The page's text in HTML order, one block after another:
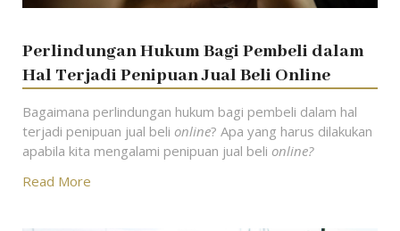
Perlindungan Hukum Bagi Pembeli dalam
Hal Terjadi Penipuan Jual Beli Online
Bagaimana perlindungan hukum bagi pembeli dalam hal
terjadi penipuan jual beli online? Apa yang harus dilakukan
apabila kita mengalami penipuan jual beli online?
Read More